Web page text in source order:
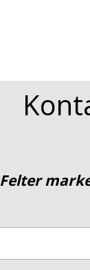
Felter